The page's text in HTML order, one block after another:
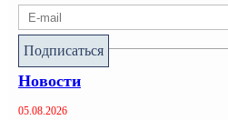
Подписаться
Новости
05.08.2026